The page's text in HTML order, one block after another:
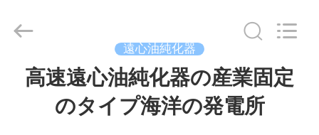
NSH
遠心油純化器
高速遠心油純化器の産業固定
のタイプ海洋の発電所